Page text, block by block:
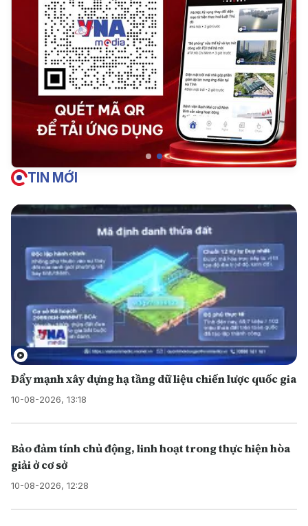
TIN MỚI
Đẩy mạnh xây dựng hạ tầng dữ liệu chiến lược quốc gia
10-08-2026, 13:18
Bảo đảm tính chủ động, linh hoạt trong thực hiện hòa
giải ở cơ sở
10-08-2026, 12:28